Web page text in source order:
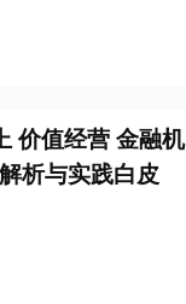
价值经营 金融机
析与实践白皮